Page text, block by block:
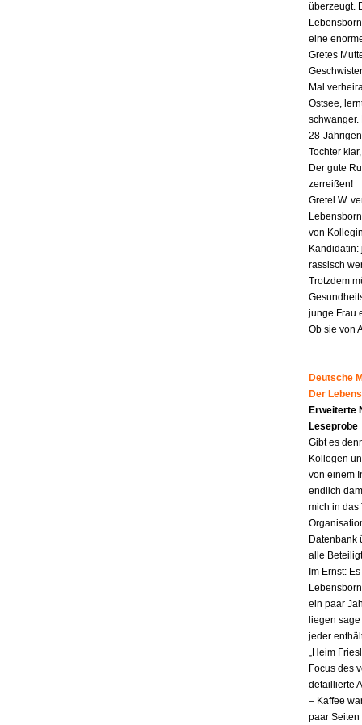
überzeugt.
eine
Gretes
Mal
Ostsee,
schwanger.
28-
Tochter
Der gute
zerreißen!
Gretel W.
von
rassisch
Trotzdem
junge Frau
Ob sie von
Deutsche
Der
Erweiterte
Leseprobe
Gibt es
Kollegen
von einem
endlich
mich in das
Datenbank
alle
Im Ernst:
ein paar
liegen
jeder
„Heim
Focus des
detaillierte
– Kaffee
paar